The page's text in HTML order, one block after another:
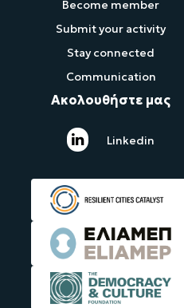
Become member
Submit your activity
Stay connected
Communication
Ακολουθήστε μας
Linkedin